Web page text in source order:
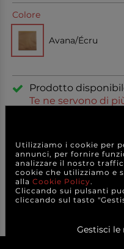
Colore
Avana/Écru
Prodotto
Te ne servono di
Per
la
Utilizziamo i cookie per
annunci, per fornire
analizzare il nostro
cookie che utilizziamo e
alla Cookie Policy.
Cliccando sui pulsanti
cliccando sul tasto
Gestisci